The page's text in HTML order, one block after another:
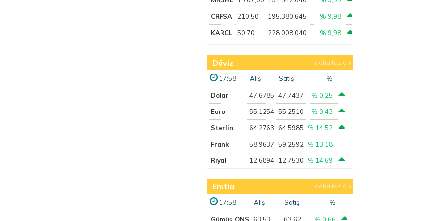
CRFSA 210,50 195.380.645 % 9,98
KARCL 50,70 228.008.040 % 9,98
Döviz daha fazla
17:58 Alış Satış %
Dolar 47,6785 47,7437 % 0,25
Euro 55,1254 55,2510 % 0,43
Sterlin 64,2763 64,5985 % 14,52
Frank 58,9637 59,2592 % 13,18
Riyal 12,6894 12,7530 % 14,69
Emtia daha fazla
17:58 Alış Satış %
Gümüş ONS 63,53 63,62 % 0,66